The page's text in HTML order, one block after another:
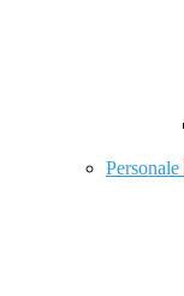
Personale